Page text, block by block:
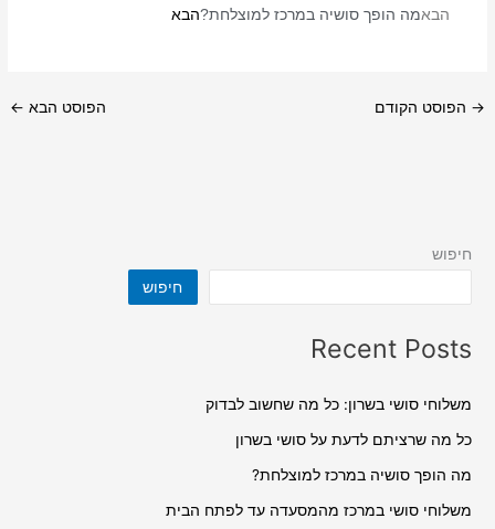
הבאמה הופך סושיה במרכז למוצלחת?הבא
→ הפוסט הקודם הפוסט הבא ←
חיפוש
חיפוש
Recent Posts
משלוחי סושי בשרון: כל מה שחשוב לבדוק
כל מה שרציתם לדעת על סושי בשרון
מה הופך סושיה במרכז למוצלחת?
משלוחי סושי במרכז מהמסעדה עד לפתח הבית